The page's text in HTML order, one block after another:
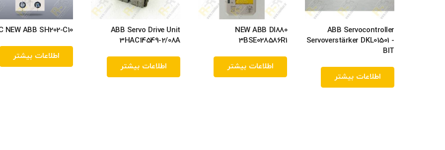
ABB Servocontroller
Servoverstärker DKL01501 -
BIT
اطلاعات بیشتر
NEW ABB DI880
3BSE028586R1
اطلاعات بیشتر
ABB Servo Drive Unit
3HAC14549-2/08A
اطلاعات بیشتر
NEW ABB SH202-C10
اطلاعات بیشتر